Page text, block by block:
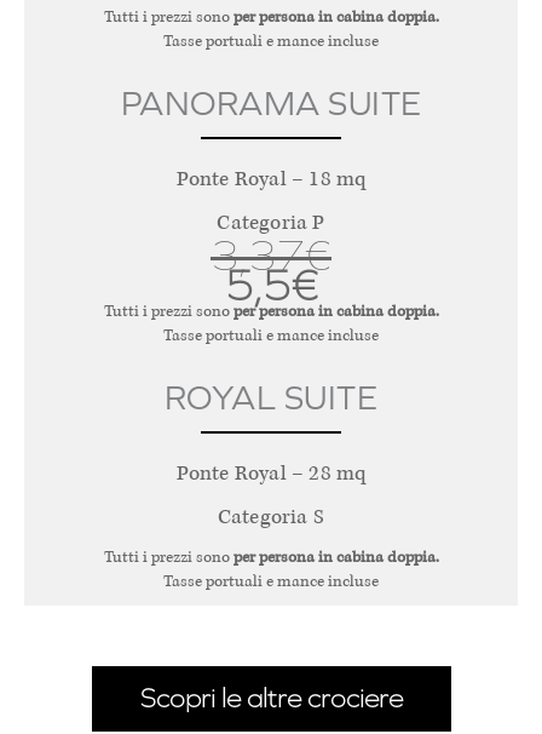
Tutti i prezzi sonoper persona in cabina doppia.
Tasse portuali e mance incluse
PANORAMA SUITE
Ponte Royal – 18 mq
Categoria P
3,37€
5,5€
Tutti i prezzi sonoper persona in cabina doppia.
Tasse portuali e mance incluse
ROYAL SUITE
Ponte Royal – 28 mq
Categoria S
Tutti i prezzi sonoper persona in cabina doppia.
Tasse portuali e mance incluse
Scopri le altre crociere